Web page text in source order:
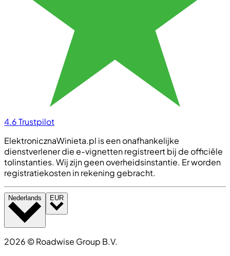
4.6Trustpilot
ElektronicznaWinieta.pl is een onafhankelijke
dienstverlener die e-vignetten registreert bij de officiële
tolinstanties. Wij zijn geen overheidsinstantie. Er worden
registratiekosten in rekening gebracht.
Nederlands EUR
2026 ©Roadwise Group B.V.